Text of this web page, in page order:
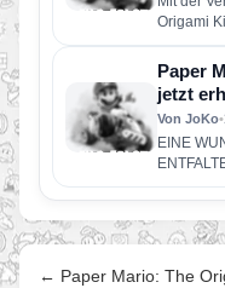
Origami
Trailer
Paper
jetzt
Von JoKo•
EINE
Origami
← Paper Mario: The